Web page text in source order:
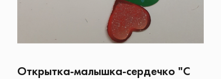
Открытка-малышка-сердечко "С